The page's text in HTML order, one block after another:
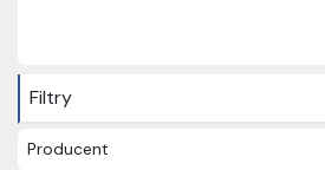
Filtry
Producent